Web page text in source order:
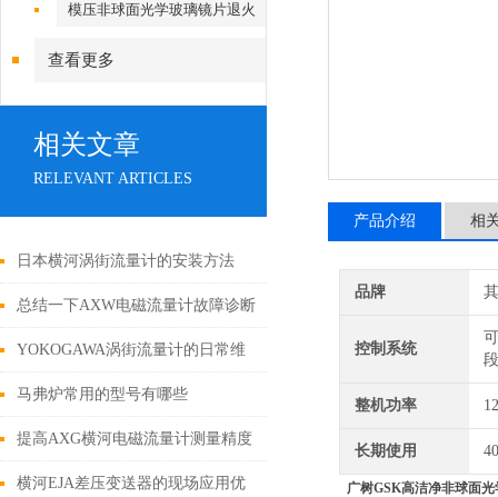
模压非球面光学玻璃镜片退火
查看更多
相关文章
RELEVANT ARTICLES
日本横河涡街流量计的安装方法
总结一下AXW电磁流量计故障诊断
及处理方法
YOKOGAWA涡街流量计的日常维
护与定期校准指南
马弗炉常用的型号有哪些
提高AXG横河电磁流量计测量精度
的10个实用技巧
横河EJA差压变送器的现场应用优
产品介绍 相
品牌
控制系统
整机功率
长期使用
广树GSK高洁净非球面